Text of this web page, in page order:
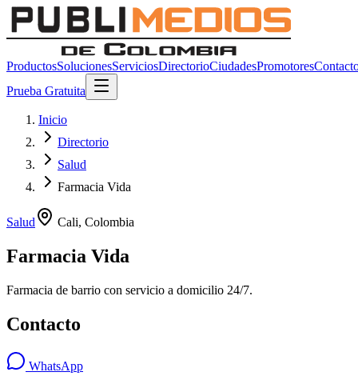
ProductosSolucionesServiciosDirectorioCiudadesPromotores
Prueba Gratuita
Inicio
Directorio
Salud
Farmacia Vida
Salud Cali, Colombia
Farmacia Vida
Farmacia de barrio con servicio a domicilio 24/7.
Contacto
WhatsApp